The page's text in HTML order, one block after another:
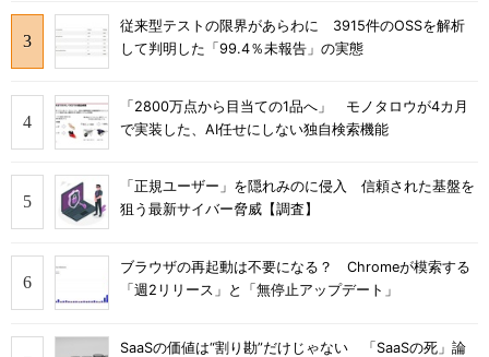
従来型テストの限界があらわに 3915件のOSSを解析
して判明した「99.4％未報告」の実態
「2800万点から目当ての1品へ」 モノタロウが4カ月
で実装した、AI任せにしない独自検索機能
「正規ユーザー」を隠れみのに侵入 信頼された基盤を
狙う最新サイバー脅威【調査】
ブラウザの再起動は不要になる？ Chromeが模索する
「週2リリース」と「無停止アップデート」
SaaSの価値は“割り勘”だけじゃない 「SaaSの死」論